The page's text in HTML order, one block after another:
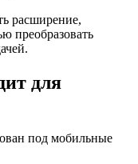
расширение,
преобразовать
для
под мобильные